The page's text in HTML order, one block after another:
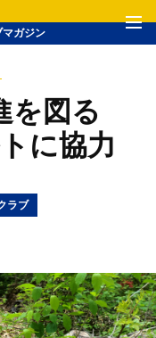
マガジン
を図る
に協力
ラブ